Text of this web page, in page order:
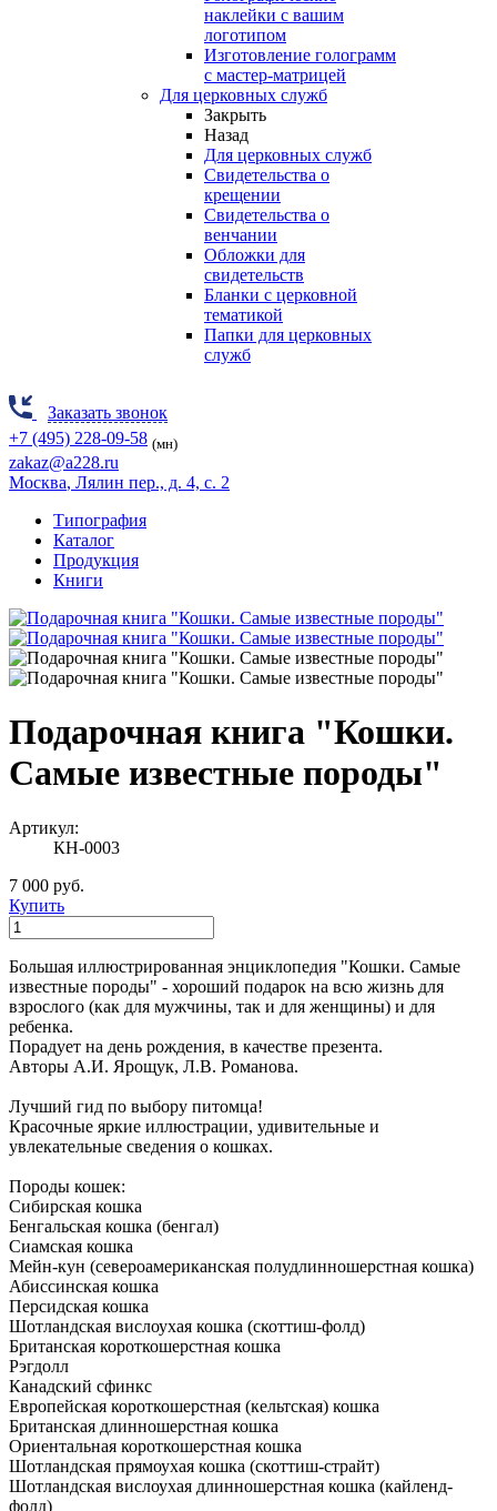
наклейки с вашим
логотипом
Изготовление голограмм
с мастер-матрицей
Для церковных служб
Закрыть
Назад
Для церковных служб
Свидетельства о
крещении
Свидетельства о
венчании
Обложки для
свидетельств
Бланки с церковной
тематикой
Папки для церковных
служб
Заказать звонок
+7 (495) 228-09-58 (мн)
zakaz@a228.ru
Москва, Лялин пер., д. 4, с. 2
Типография
Каталог
Продукция
Книги
Подарочная книга "Кошки.
Самые известные породы"
Артикул:
КН-0003
7 000 руб.
Купить
Большая иллюстрированная энциклопедия "Кошки. Самые
известные породы" - хороший подарок на всю жизнь для
взрослого (как для мужчины, так и для женщины) и для
ребенка.
Порадует на день рождения, в качестве презента.
Авторы А.И. Ярощук, Л.В. Романова.
Лучший гид по выбору питомца!
Красочные яркие иллюстрации, удивительные и
увлекательные сведения о кошках.
Породы кошек:
Сибирская кошка
Бенгальская кошка (бенгал)
Сиамская кошка
Мейн-кун (североамериканская полудлинношерстная кошка)
Абиссинская кошка
Персидская кошка
Шотландская вислоухая кошка (скоттиш-фолд)
Британская короткошерстная кошка
Рэгдолл
Канадский сфинкс
Европейская короткошерстная (кельтская) кошка
Британская длинношерстная кошка
Ориентальная короткошерстная кошка
Шотландская прямоухая кошка (скоттиш-страйт)
Шотландская вислоухая длинношерстная кошка (кайленд-
фолд)